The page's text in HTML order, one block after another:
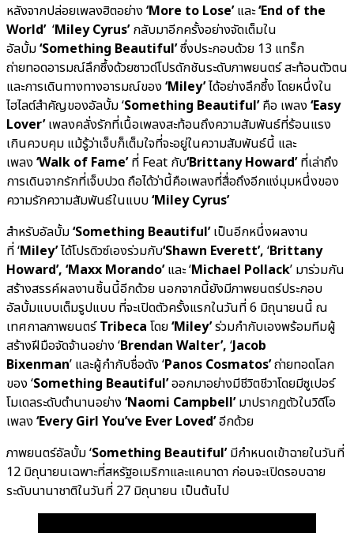
หลังจากปล่อยเพลงฮิตอย่าง‘More to Lose’และ‘End of the
World’‘Miley Cyrus’กลับมาอีกครั้งอย่างจัดเต็มใน
อัลบั้ม‘Something Beautiful’ซึ่งประกอบด้วย 13 แทร็ก
ถ่ายทอดอารมณ์ลึกซึ้งด้วยซาวด์โปรดักชันระดับภาพยนตร์ สะท้อนตัวตน
และการเดินทางทางอารมณ์ของ‘Miley’ได้อย่างลึกซึ้ง โดยหนึ่งใน
ไฮไลต์สำคัญของอัลบั้ม ‘Something Beautiful’คือ เพลง‘Easy
Lover’เพลงคลั่งรักที่เนื้อเพลงสะท้อนถึงความสัมพันธ์ที่ร้อนแรง
เกินควบคุม แม้รู้ว่าเจ็บก็เต็มใจที่จะอยู่ในความสัมพันธ์นี้ และ
เพลง‘Walk of Fame’ที่ Feat กับ‘Brittany Howard’ที่เล่าถึง
การเดินจากรักที่เจ็บปวด ถือได้ว่านี้คือเพลงที่สื่อถึงอีกแง่มุมหนึ่งของ
ความรักความสัมพันธ์ในแบบ‘Miley Cyrus’
สำหรับอัลบั้ม‘Something Beautiful’เป็นอีกหนึ่งผลงาน
ที่ ‘Miley’ได้โปรดิวซ์เองร่วมกับ‘Shawn Everett’, ‘Brittany
Howard’, ‘Maxx Morando’และ ‘Michael Pollack’ มาร่วมกัน
สร้างสรรค์ผลงานชิ้นนี้อีกด้วย นอกจากนี้ยังมีภาพยนตร์ประกอบ
อัลบั้มแบบเต็มรูปแบบ ที่จะเปิดตัวครั้งแรกในวันที่ 6 มิถุนายนนี้ ณ
เทศกาลภาพยนตร์Tribeca โดย‘Miley’ร่วมกำกับเองพร้อมทีมผู้
สร้างฝีมือจัดจ้านอย่าง ‘Brendan Walter’, ‘Jacob
Bixenman’ และผู้กำกับชื่อดัง ‘Panos Cosmatos’ถ่ายทอดโลก
ของ ‘Something Beautiful’ออกมาอย่างมีชีวิตชีวาโดยมีซูเปอร์
โมเดลระดับตำนานอย่าง‘Naomi Campbell’มาปรากฏตัวในวิดีโอ
เพลง‘Every Girl You’ve Ever Loved’อีกด้วย
ภาพยนตร์อัลบั้ม ‘Something Beautiful’มีกำหนดเข้าฉายในวันที่
12 มิถุนายนเฉพาะที่สหรัฐอเมริกาและแคนาดา ก่อนจะเปิดรอบฉาย
ระดับนานาชาติในวันที่ 27 มิถุนายน เป็นต้นไป